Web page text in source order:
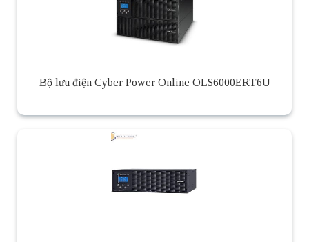
Bộ lưu điện Cyber Power Online OLS6000ERT6U